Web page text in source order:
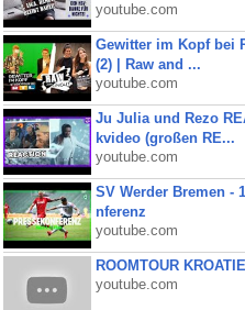
youtube.com
Gewitter im Kopf bei
(2) | Raw and ...
youtube.com
Ju Julia und Rezo
kvideo (großen RE...
youtube.com
SV Werder Bremen -
nferenz
youtube.com
ROOMTOUR
youtube.com